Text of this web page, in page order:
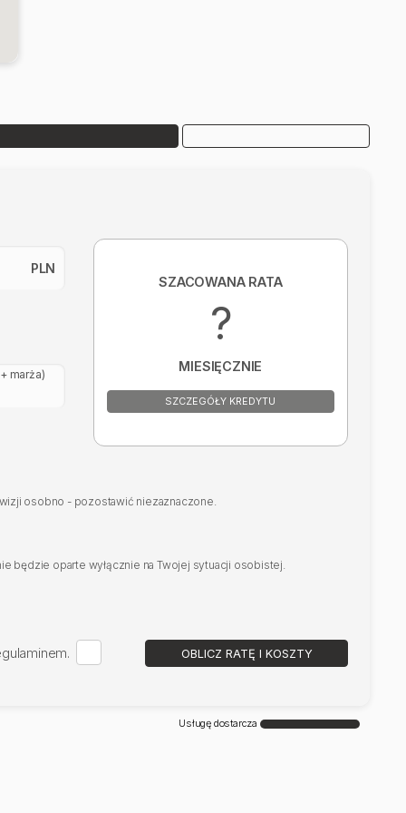
PLN
marża)
SZACOWANA RATA
?
MIESIĘCZNIE
SZCZEGÓŁY KREDYTU
osobno - pozostawić niezaznaczone.
będzie oparte wyłącznie na Twojej sytuacji osobistej.
OBLICZ RATĘ I KOSZTY
Usługę dostarcza